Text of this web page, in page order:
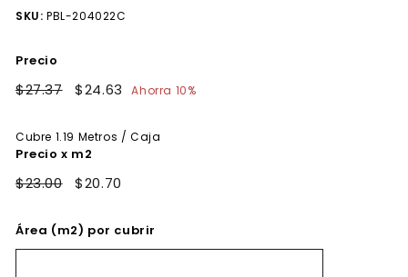
SKU: PBL-204022C
Precio
Precio
$27.37$27.37
Precio
$24.63 $24.63
Ahorra 10%
Cubre 1.19 Metros / Caja
Precio x m2
$23.00 $20.70
Área (m2) por cubrir